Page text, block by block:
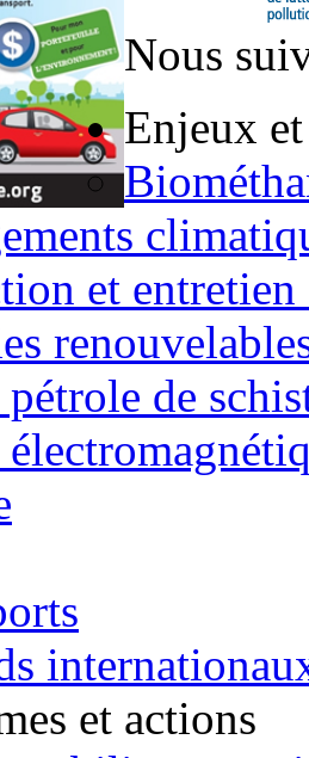
Nous
Enjeux
et entretien
pétrole de
et actions